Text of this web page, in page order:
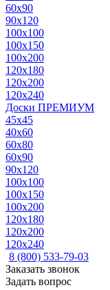
60x90
90x120
100x100
100x150
100x200
120x180
120x200
120x240
Доски ПРЕМИУМ
45x45
40x60
60x80
60x90
90x120
100x100
100x150
100x200
120x180
120x200
120x240
8 (800) 533-79-03
Заказать звонок
Задать вопрос